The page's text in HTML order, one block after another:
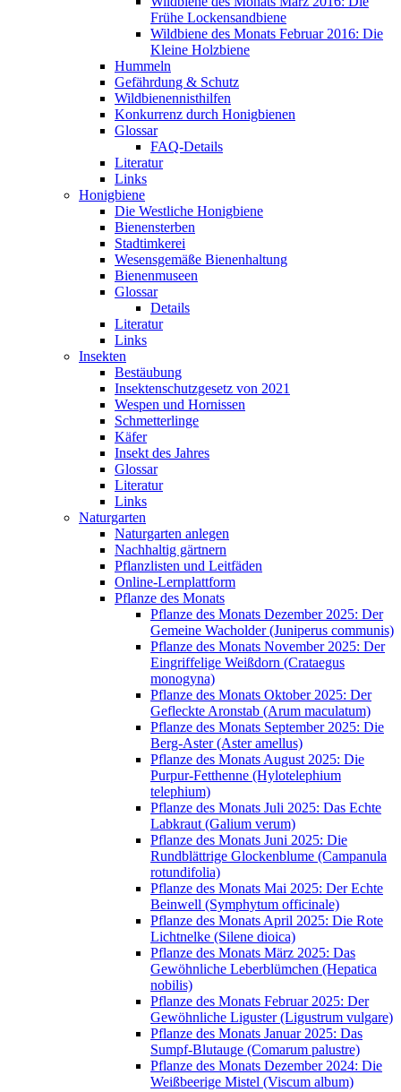
Frühe Lockensandbiene
Wildbiene des Monats Februar 2016: Die
Kleine Holzbiene
Hummeln
Gefährdung & Schutz
Wildbienennisthilfen
Konkurrenz durch Honigbienen
Glossar
FAQ-Details
Literatur
Links
Honigbiene
Die Westliche Honigbiene
Bienensterben
Stadtimkerei
Wesensgemäße Bienenhaltung
Bienenmuseen
Glossar
Details
Literatur
Links
Insekten
Bestäubung
Insektenschutzgesetz von 2021
Wespen und Hornissen
Schmetterlinge
Käfer
Insekt des Jahres
Glossar
Literatur
Links
Naturgarten
Naturgarten anlegen
Nachhaltig gärtnern
Pflanzlisten und Leitfäden
Online-Lernplattform
Pflanze des Monats
Pflanze des Monats Dezember 2025: Der
Gemeine Wacholder (Juniperus communis)
Pflanze des Monats November 2025: Der
Eingriffelige Weißdorn (Crataegus
monogyna)
Pflanze des Monats Oktober 2025: Der
Gefleckte Aronstab (Arum maculatum)
Pflanze des Monats September 2025: Die
Berg-Aster (Aster amellus)
Pflanze des Monats August 2025: Die
Purpur-Fetthenne (Hylotelephium
telephium)
Pflanze des Monats Juli 2025: Das Echte
Labkraut (Galium verum)
Pflanze des Monats Juni 2025: Die
Rundblättrige Glockenblume (Campanula
rotundifolia)
Pflanze des Monats Mai 2025: Der Echte
Beinwell (Symphytum officinale)
Pflanze des Monats April 2025: Die Rote
Lichtnelke (Silene dioica)
Pflanze des Monats März 2025: Das
Gewöhnliche Leberblümchen (Hepatica
nobilis)
Pflanze des Monats Februar 2025: Der
Gewöhnliche Liguster (Ligustrum vulgare)
Pflanze des Monats Januar 2025: Das
Sumpf-Blutauge (Comarum palustre)
Pflanze des Monats Dezember 2024: Die
Weißbeerige Mistel (Viscum album)